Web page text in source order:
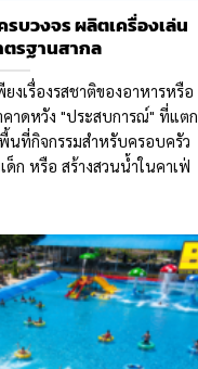
บวงจร ผลิตเครื่องเล่น
รฐานสากล
งเรื่องรสชาติของอาหารหรือ
าดหวัง "ประสบการณ์" ที่แตก
นที่กิจกรรมสำหรับครอบครัว
ก หรือ สร้างสวนน้ำในคาเฟ่